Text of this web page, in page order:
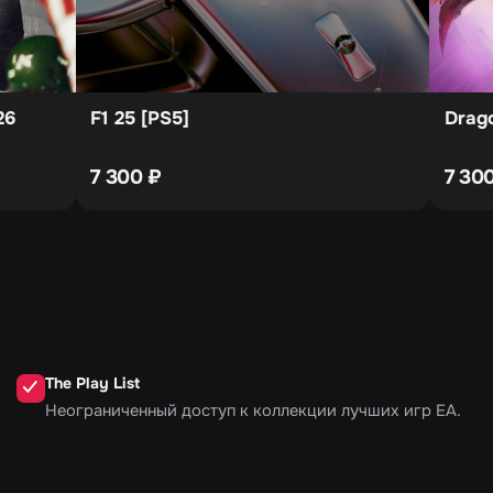
F1 25 [PS5]
7 300₽ 7
✓ The Play List
Неограниченный доступ к коллекции лучших игр EA.